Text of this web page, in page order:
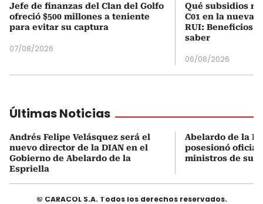
Jefe de finanzas del Clan del Golfo
ofreció $500 millones a teniente
para evitar su captura
07/08/2026
Qué subsidios
C01 en la nueva
RUI: Beneficios
saber
06/08/2026
Últimas Noticias
Andrés Felipe Velásquez será el
nuevo director de la DIAN en el
Gobierno de Abelardo de la
Espriella
Abelardo de la
posesionó
ministros de su
© CARACOL S.A. Todos los derechos reservados.